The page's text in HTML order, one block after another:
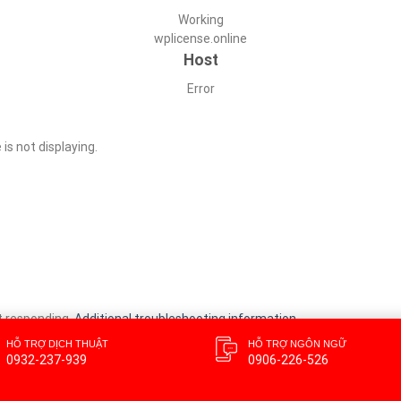
HỖ TRỢ DỊCH THUẬT
0932-237-939
HỖ TRỢ NGÔN NGỮ
0906-226-526
Working
wplicense.online
Host
Error
not displaying.
responding.Additional troubleshooting information.
CLICK TO REVEAL •Performance &